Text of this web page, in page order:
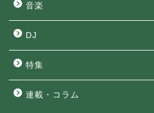
音楽
DJ
特集
連載・コラム